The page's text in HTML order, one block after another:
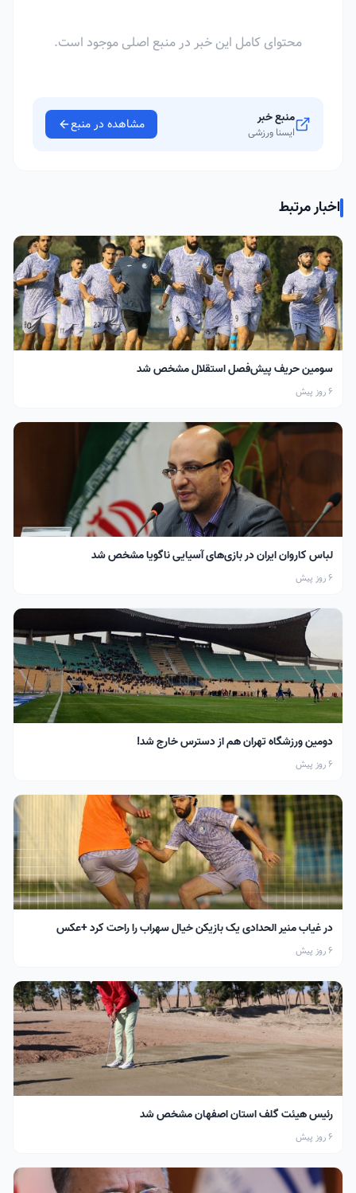
محتوای کامل این خبر در منبع اصلی موجود است.
منبع خبر
ایسنا ورزشی مشاهده در منبع
اخبار مرتبط
سومین حریف پیش‌فصل استقلال مشخص شد
6 روز پیش
لباس کاروان ایران در بازی‌های آسیایی ناگویا مشخص شد
6 روز پیش
دومین ورزشگاه تهران هم از دسترس خارج شد!
6 روز پیش
در غیاب منیر الحدادی یک بازیکن خیال سهراب را راحت کرد +عکس
6 روز پیش
رئیس هیئت گلف استان اصفهان مشخص شد
6 روز پیش